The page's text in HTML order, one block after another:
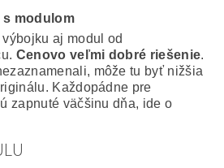
s modulom
aj modul od
Cenovo veľmi dobré riešenie.
môže tu byť nižšia
Každopádne pre
zapnuté väčšinu dňa, ide o